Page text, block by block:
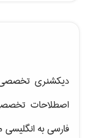
دیکشنری تخصصی
اصطلاحات
فارسی به انگلیسی